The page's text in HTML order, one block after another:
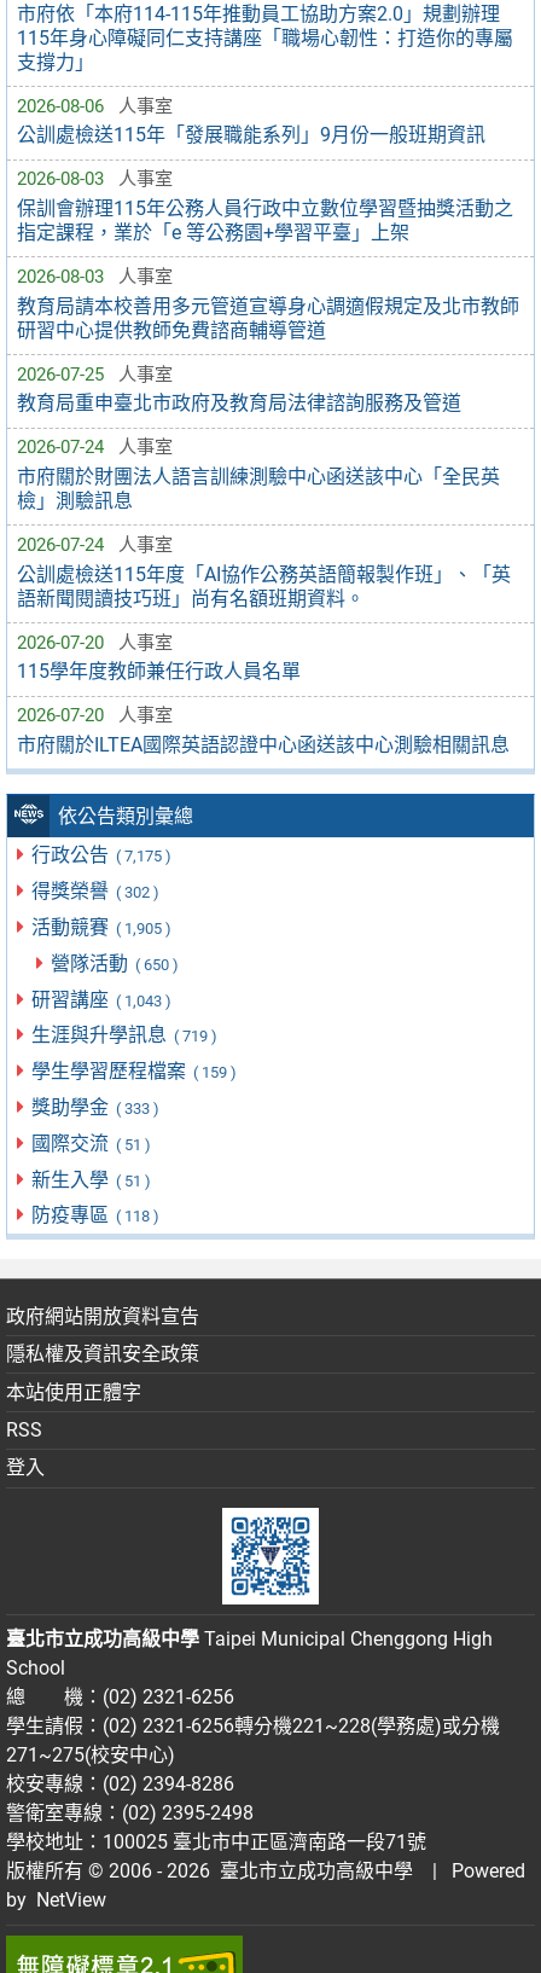
市府依「本府114-115年推動員工協助方案2.0」規劃辦理
115年身心障礙同仁支持講座「職場心韌性：打造你的專屬
支撐力」
2026-08-06 人事室
公訓處檢送115年「發展職能系列」9月份一般班期資訊
2026-08-03 人事室
保訓會辦理115年公務人員行政中立數位學習暨抽獎活動之
指定課程，業於「e 等公務園+學習平臺」上架
2026-08-03 人事室
教育局請本校善用多元管道宣導身心調適假規定及北市教師
研習中心提供教師免費諮商輔導管道
2026-07-25 人事室
教育局重申臺北市政府及教育局法律諮詢服務及管道
2026-07-24 人事室
市府關於財團法人語言訓練測驗中心函送該中心「全民英
檢」測驗訊息
2026-07-24 人事室
公訓處檢送115年度「AI協作公務英語簡報製作班」、「英
語新聞閱讀技巧班」尚有名額班期資料。
2026-07-20 人事室
115學年度教師兼任行政人員名單
2026-07-20 人事室
市府關於ILTEA國際英語認證中心函送該中心測驗相關訊息
依公告類別彙總
行政公告 ( 7,175 )
得獎榮譽 ( 302 )
活動競賽 ( 1,905 )
營隊活動 ( 650 )
研習講座 ( 1,043 )
生涯與升學訊息 ( 719 )
學生學習歷程檔案 ( 159 )
獎助學金 ( 333 )
國際交流 ( 51 )
新生入學 ( 51 )
防疫專區 ( 118 )
政府網站開放資料宣告
隱私權及資訊安全政策
本站使用正體字
RSS
登入
臺北市立成功高級中學 Taipei Municipal Chenggong High
School
總 機：(02) 2321-6256
學生請假：(02) 2321-6256轉分機221~228(學務處)或分機
271~275(校安中心)
校安專線：(02) 2394-8286
警衛室專線：(02) 2395-2498
學校地址：100025 臺北市中正區濟南路一段71號
版權所有 © 2006 - 2026 臺北市立成功高級中學
| Powered
by NetView